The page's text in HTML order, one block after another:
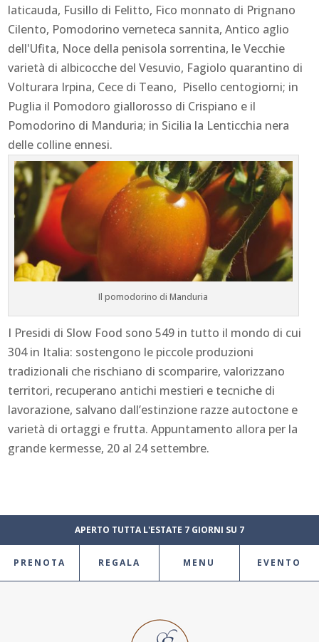
laticauda, Fusillo di Felitto, Fico monnato di Prignano
Cilento, Pomodorino verneteca sannita, Antico aglio
dell'Ufita, Noce della penisola sorrentina, le Vecchie
varietà di albicocche del Vesuvio, Fagiolo quarantino di
Volturara Irpina, Cece di Teano, Pisello centogiorni; in
Puglia il Pomodoro giallorosso di Crispiano e il
Pomodorino di Manduria; in Sicilia la Lenticchia nera
delle colline ennesi.
Il pomodorino di Manduria
I Presidi di Slow Food sono 549 in tutto il mondo di cui
304 in Italia: sostengono le piccole produzioni
tradizionali che rischiano di scomparire, valorizzano
territori, recuperano antichi mestieri e tecniche di
lavorazione, salvano dall’estinzione razze autoctone e
varietà di ortaggi e frutta. Appuntamento allora per la
grande kermesse, 20 al 24 settembre.
APERTO TUTTA L'ESTATE 7 GIORNI SU 7
PRENOTA REGALA MENU EVENTO